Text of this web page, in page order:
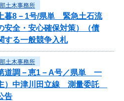
土木事務所
暮8－1号/県単 緊急土石流
安全・安心確保対策）（債
する一般競争入札
土木事務所
道調－恵1－A号／県単 一
）中津川田立線 測量委託
告